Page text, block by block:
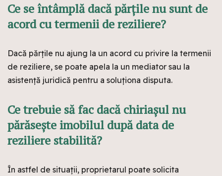
Ce se întâmplă dacă părțile nu sunt de
acord cu termenii de reziliere?
Dacă părțile nu ajung la un acord cu privire la termenii
de reziliere, se poate apela la un mediator sau la
asistență juridică pentru a soluționa disputa.
Ce trebuie să fac dacă chiriașul nu
părăsește imobilul după data de
reziliere stabilită?
În astfel de situații, proprietarul poate solicita